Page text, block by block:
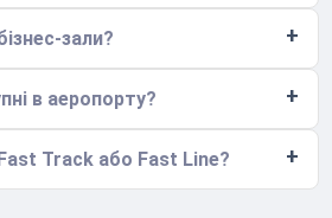
зали?
в аеропорту?
Track або Fast Line?